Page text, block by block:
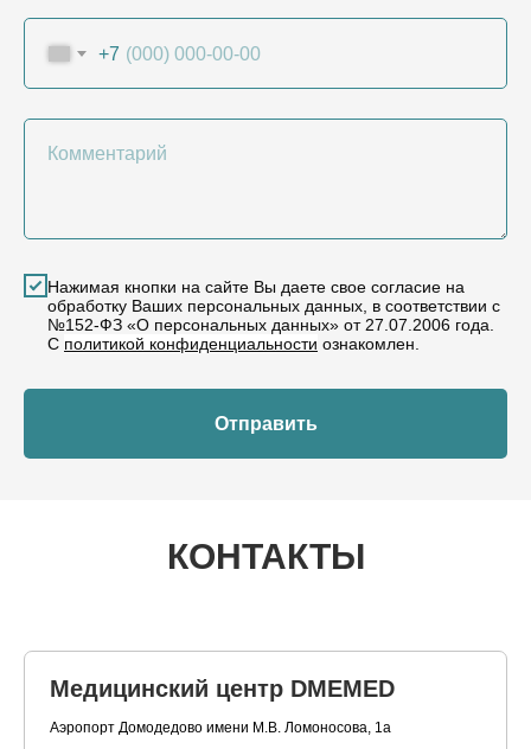
+7
Комментарий
Нажимая кнопки на сайте Вы даете свое согласие на
обработку Ваших персональных данных, в соответствии с
№152-ФЗ «О персональных данных» от 27.07.2006 года.
С политикой конфиденциальности ознакомлен.
Отправить
КОНТАКТЫ
Медицинский центр DMEMED
Аэропорт Домодедово имени М.В. Ломоносова, 1а